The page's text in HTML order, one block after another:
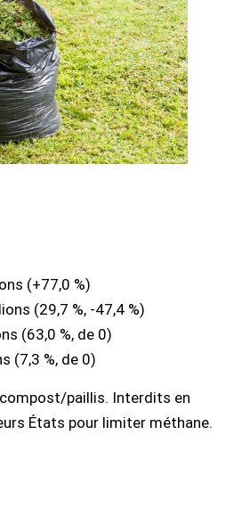
(+77,0 %)
(29,7 %, -47,4 %)
(63,0 %, de 0)
(7,3 %, de 0)
paillis. Interdits en
États pour limiter méthane.